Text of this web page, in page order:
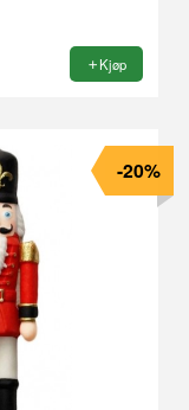
Kjøp
-20%